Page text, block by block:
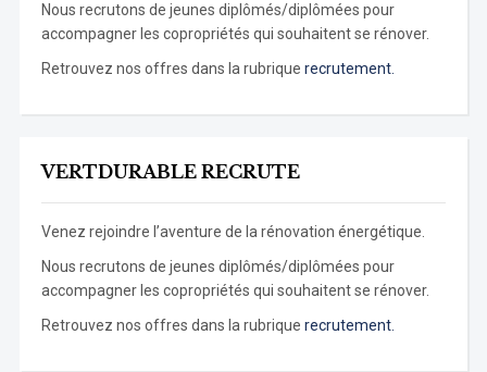
Nous recrutons de jeunes diplômés/diplômées pour
accompagner les copropriétés qui souhaitent se rénover.
Retrouvez nos offres dans la rubrique recrutement.
VERTDURABLE RECRUTE
Venez rejoindre l’aventure de la rénovation énergétique.
Nous recrutons de jeunes diplômés/diplômées pour
accompagner les copropriétés qui souhaitent se rénover.
Retrouvez nos offres dans la rubrique recrutement.